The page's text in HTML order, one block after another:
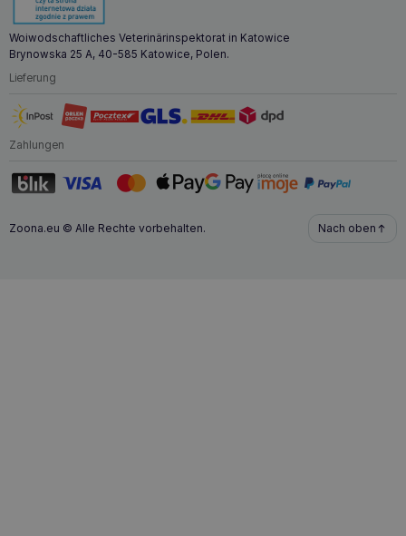
Woiwodschaftliches Veterinärinspektorat in Katowice
Brynowska 25 A, 40-585 Katowice, Polen.
Lieferung
Zahlungen
Zoona.eu © Alle Rechte vorbehalten. Nach oben